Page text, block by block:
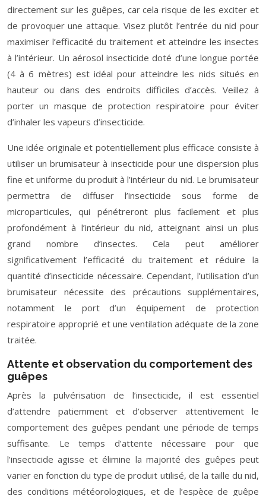
directement sur les guêpes, car cela risque de les exciter et
de provoquer une attaque. Visez plutôt l’entrée du nid pour
maximiser l’efficacité du traitement et atteindre les insectes
à l’intérieur. Un aérosol insecticide doté d’une longue portée
(4 à 6 mètres) est idéal pour atteindre les nids situés en
hauteur ou dans des endroits difficiles d’accès. Veillez à
porter un masque de protection respiratoire pour éviter
d’inhaler les vapeurs d’insecticide.
Une idée originale et potentiellement plus efficace consiste à
utiliser un brumisateur à insecticide pour une dispersion plus
fine et uniforme du produit à l’intérieur du nid. Le brumisateur
permettra de diffuser l’insecticide sous forme de
microparticules, qui pénétreront plus facilement et plus
profondément à l’intérieur du nid, atteignant ainsi un plus
grand nombre d’insectes. Cela peut améliorer
significativement l’efficacité du traitement et réduire la
quantité d’insecticide nécessaire. Cependant, l’utilisation d’un
brumisateur nécessite des précautions supplémentaires,
notamment le port d’un équipement de protection
respiratoire approprié et une ventilation adéquate de la zone
traitée.
Attente et observation du comportement des
guêpes
Après la pulvérisation de l’insecticide, il est essentiel
d’attendre patiemment et d’observer attentivement le
comportement des guêpes pendant une période de temps
suffisante. Le temps d’attente nécessaire pour que
l’insecticide agisse et élimine la majorité des guêpes peut
varier en fonction du type de produit utilisé, de la taille du nid,
des conditions météorologiques, et de l’espèce de guêpe